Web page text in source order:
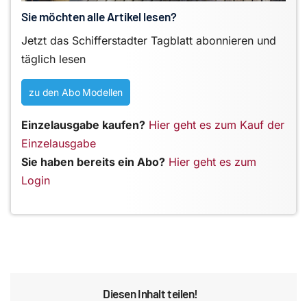
Sie möchten alle Artikel lesen?
Jetzt das Schifferstadter Tagblatt abonnieren und
täglich lesen
zu den Abo Modellen
Einzelausgabe kaufen? Hier geht es zum Kauf der
Einzelausgabe
Sie haben bereits ein Abo? Hier geht es zum
Login
Diesen Inhalt teilen!